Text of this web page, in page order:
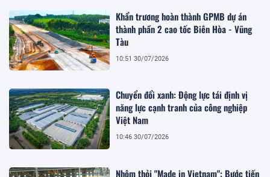
Khẩn trương hoàn thành GPMB dự án
thành phần 2 cao tốc Biên Hòa - Vũng
Tàu
10:51 30/07/2026
Chuyển đổi xanh: Động lực tái định vị
năng lực cạnh tranh của công nghiệp
Việt Nam
10:46 30/07/2026
Nhôm thỏi "Made in Vietnam": Bước tiến